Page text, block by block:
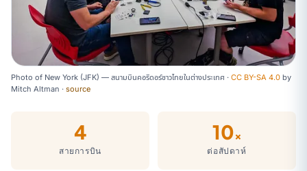
Photo of New York (JFK) — สนามบินคอริดอร์ชาวไทยในต่างประเทศ · CC BY-SA 4.0 by
Mitch Altman · source
4
สายการบิน
10×
ต่อสัปดาห์